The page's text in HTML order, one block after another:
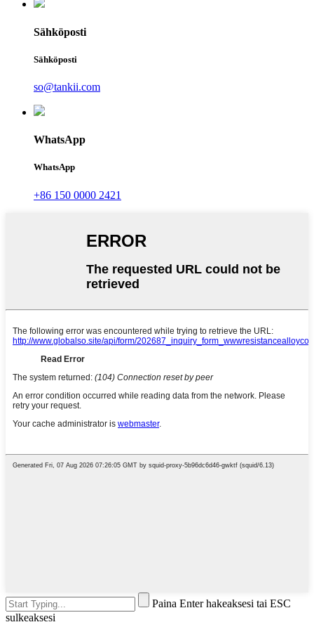
Sähköposti
Sähköposti
so@tankii.com
WhatsApp
WhatsApp
+86 150 0000 2421
Paina Enter hakeaksesi tai ESC
sulkeaksesi